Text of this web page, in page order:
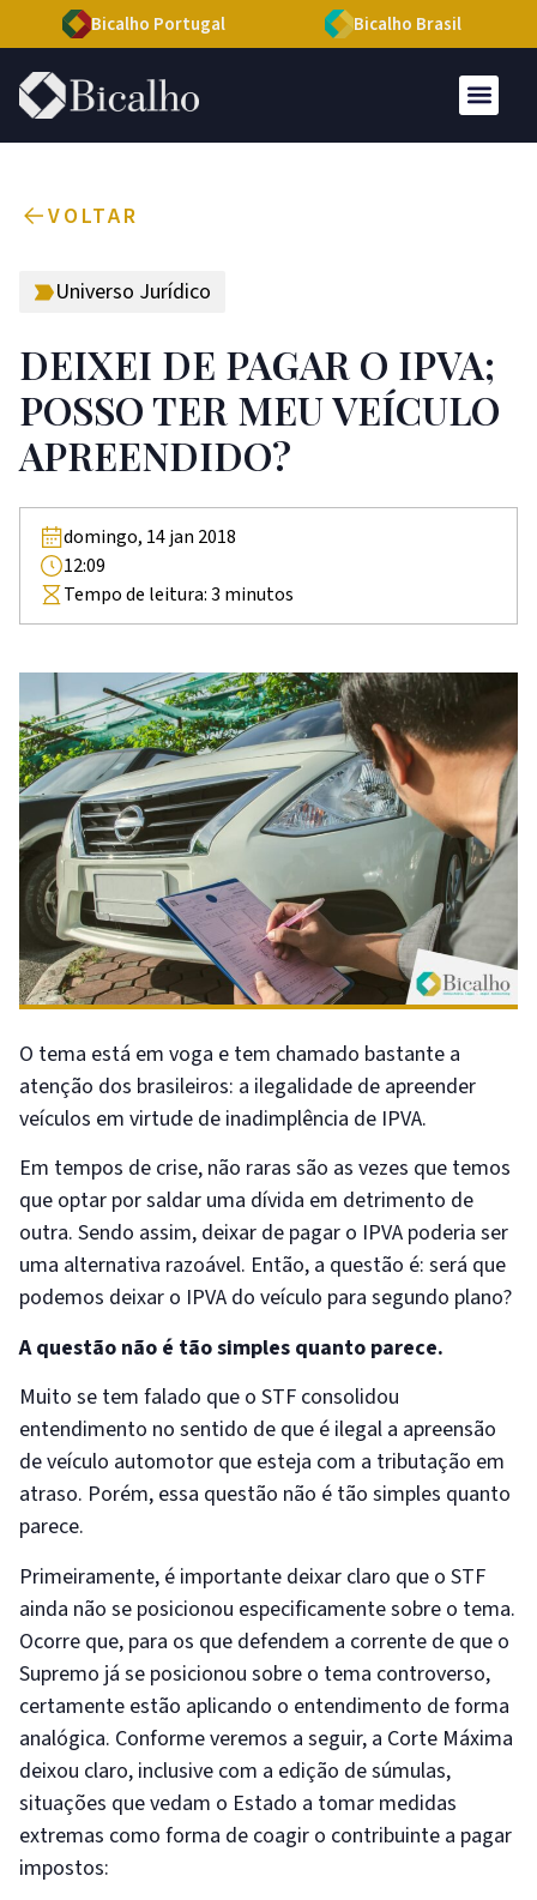
Bicalho Portugal Bicalho Brasil
VOLTAR
Universo Jurídico
DEIXEI DE PAGAR O IPVA;
POSSO TER MEU VEÍCULO
APREENDIDO?
domingo, 14 jan 2018
12:09
Tempo de leitura:3 minutos
O tema está em voga e tem chamado bastante a
atenção dos brasileiros: a ilegalidade de apreender
veículos em virtude de inadimplência de IPVA.
Em tempos de crise, não raras são as vezes que temos
que optar por saldar uma dívida em detrimento de
outra. Sendo assim, deixar de pagar o IPVA poderia ser
uma alternativa razoável. Então, a questão é: será que
podemos deixar o IPVA do veículo para segundo plano?
A questão não é tão simples quanto parece.
Muito se tem falado que o STF consolidou
entendimento no sentido de que é ilegal a apreensão
de veículo automotor que esteja com a tributação em
atraso. Porém, essa questão não é tão simples quanto
parece.
Primeiramente, é importante deixar claro que o STF
ainda não se posicionou especificamente sobre o tema.
Ocorre que, para os que defendem a corrente de que o
Supremo já se posicionou sobre o tema controverso,
certamente estão aplicando o entendimento de forma
analógica. Conforme veremos a seguir, a Corte Máxima
deixou claro, inclusive com a edição de súmulas,
situações que vedam o Estado a tomar medidas
extremas como forma de coagir o contribuinte a pagar
impostos: